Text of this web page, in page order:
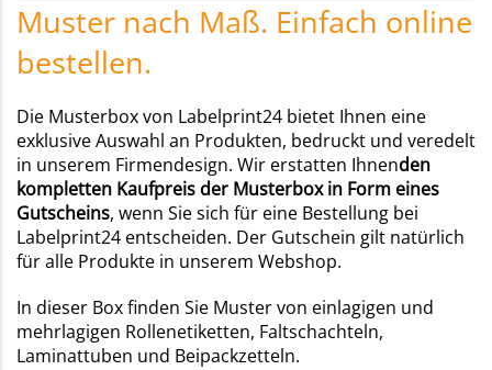
Muster nach Maß. Einfach online
bestellen.
Die Musterbox von Labelprint24 bietet Ihnen eine
exklusive Auswahl an Produkten, bedruckt und veredelt
in unserem Firmendesign. Wir erstatten Ihnenden
kompletten Kaufpreis der Musterbox in Form eines
Gutscheins, wenn Sie sich für eine Bestellung bei
Labelprint24 entscheiden. Der Gutschein gilt natürlich
für alle Produkte in unserem Webshop.
In dieser Box finden Sie Muster von einlagigen und
mehrlagigen Rollenetiketten, Faltschachteln,
Laminattuben und Beipackzetteln.